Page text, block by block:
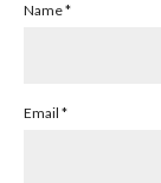
Name*
Email *